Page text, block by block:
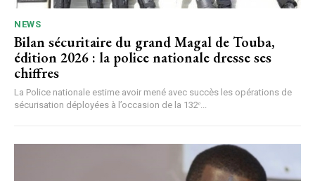
NEWS
Bilan sécuritaire du grand Magal de Touba,
édition 2026 : la police nationale dresse ses
chiffres
La Police nationale estime avoir mené avec succès les opérations de
sécurisation déployées à l’occasion de la 132ᵉ...